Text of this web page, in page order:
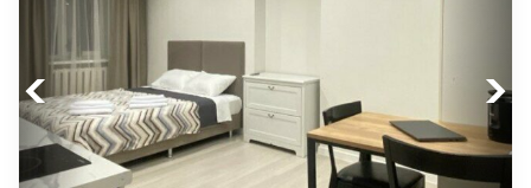
Previous Next